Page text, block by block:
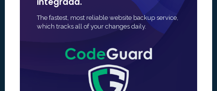
The fastest, most reliable website backup service,
which tracks all of your changes daily.
protección